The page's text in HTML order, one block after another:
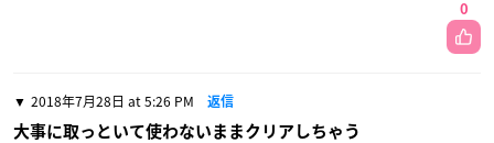
0
2018年7月28日 at 5:26 PM 返信
大事に取っといて使わないままクリアしちゃう